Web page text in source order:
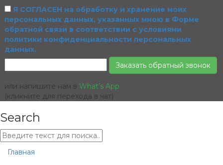
Я СОГЛАСЕН на обработку и хранение моих
персональных данных, указанных мною в Форме
обратной связи в соответствии с условиями
политики конфиденциальности персональных
данных.
Заказать обратный звонок
или напишите нам в What’s App
(кликните для перехода в чат)
Search
Главная